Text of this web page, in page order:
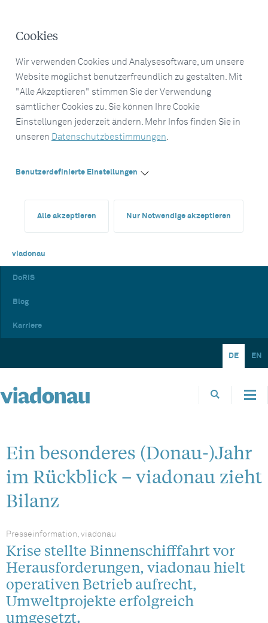
Cookies
Wir verwenden Cookies und Analysesoftware, um unsere
Website möglichst benutzerfreundlich zu gestalten. Mit
"Alle Akzeptieren" stimmen Sie der Verwendung
sämtlicher Cookies zu. Sie können Ihre Cookie
Einstellungen jederzeit ändern. Mehr Infos finden Sie in
unseren Datenschutzbestimmungen.
Benutzerdefinierte Einstellungen
Alle akzeptieren Nur Notwendige akzeptieren
viadonau
DoRIS
Blog
Karriere
DE EN
Ein besonderes (Donau-)Jahr
im Rückblick – viadonau zieht
Bilanz
Presseinformation, viadonau
Krise stellte Binnenschifffahrt vor
Herausforderungen, viadonau hielt
operativen Betrieb aufrecht,
Umweltprojekte erfolgreich
umgesetzt.